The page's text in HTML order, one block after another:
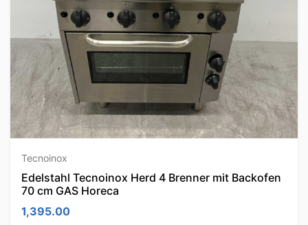
Tecnoinox
Edelstahl Tecnoinox Herd 4 Brenner mit Backofen
70 cm GAS Horeca
1,395.00